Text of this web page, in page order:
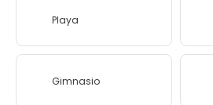
Playa
Gimnasio